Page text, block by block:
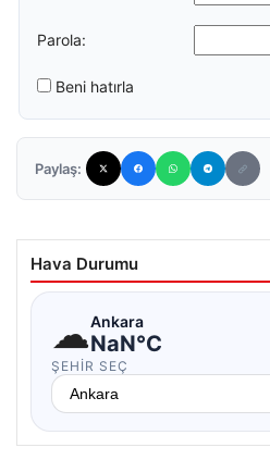
Parola:
Beni hatırla
Paylaş:
Hava Durumu
☁Ankara
NaN°C
ŞEHIR SEÇ